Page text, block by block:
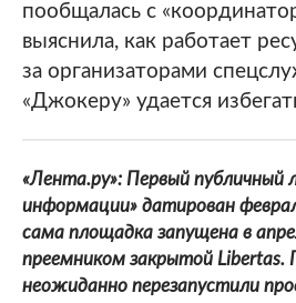
пообщалась с
выяснила, как работает
за организаторами
«Джокеру» удается
«Лента.ру»: Первый публичный
информации» датирован
сама площадка запущена в
преемником закрытой Libertas.
неожиданно перезапустили